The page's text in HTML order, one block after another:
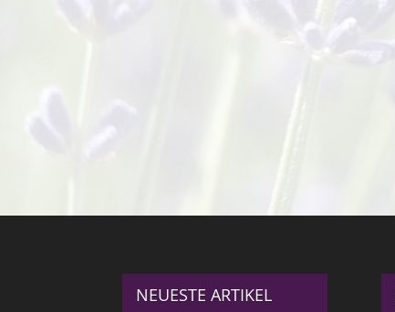
NEUESTE ARTIKEL